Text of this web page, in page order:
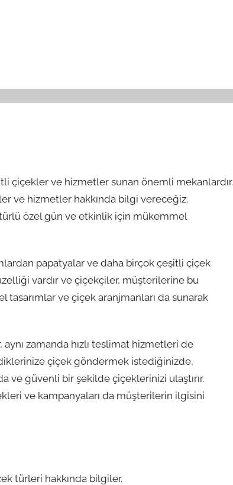
çiçekler ve hizmetler sunan önemli mekanlardır.
ve hizmetler hakkında bilgi vereceğiz.
özel gün ve etkinlik için mükemmel
papatyalar ve daha birçok çeşitli çiçek
vardır ve çiçekçiler, müşterilerine bu
tasarımlar ve çiçek aranjmanları da sunarak
zamanda hızlı teslimat hizmetleri de
çiçek göndermek istediğinizde,
ve güvenli bir şekilde çiçeklerinizi ulaştırır.
ve kampanyaları da müşterilerin ilgisini
türleri hakkında bilgiler.